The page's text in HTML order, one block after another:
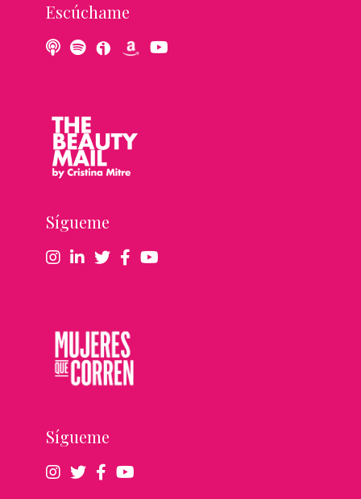
Escúchame
Sígueme
Sígueme